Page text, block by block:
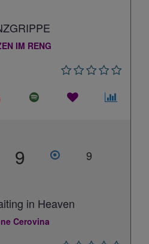
IM RENG
9 9
in Heaven
Cerovina